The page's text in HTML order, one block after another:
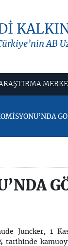
AB
Juncker, 1
tarihinde